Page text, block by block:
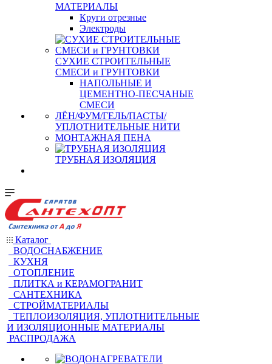
МАТЕРИАЛЫ
Круги отрезные
Электроды
СУХИЕ СТРОИТЕЛЬНЫЕ
СМЕСИ и ГРУНТОВКИ
НАПОЛЬНЫЕ И
ЦЕМЕНТНО-ПЕСЧАНЫЕ
СМЕСИ
ЛЁН/ФУМ/ГЕЛЬ/ПАСТЫ/
УПЛОТНИТЕЛЬНЫЕ НИТИ
МОНТАЖНАЯ ПЕНА
ТРУБНАЯ ИЗОЛЯЦИЯ
Каталог
ВОДОСНАБЖЕНИЕ
КУХНЯ
ОТОПЛЕНИЕ
ПЛИТКА и КЕРАМОГРАНИТ
САНТЕХНИКА
СТРОЙМАТЕРИАЛЫ
ТЕПЛОИЗОЛЯЦИЯ, УПЛОТНИТЕЛЬНЫЕ
И ИЗОЛЯЦИОННЫЕ МАТЕРИАЛЫ
РАСПРОДАЖА